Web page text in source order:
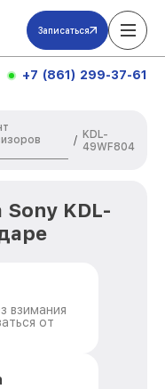
Записаться
+7 (861) 299-37-61
/ KDL-
49WF804
KDL-
взимания
от